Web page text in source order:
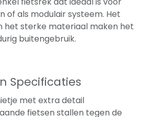
of als modulair systeem. Het
het sterke materiaal maken het
buitengebruik.
Specificaties
met extra detail
fietsen stallen tegen de